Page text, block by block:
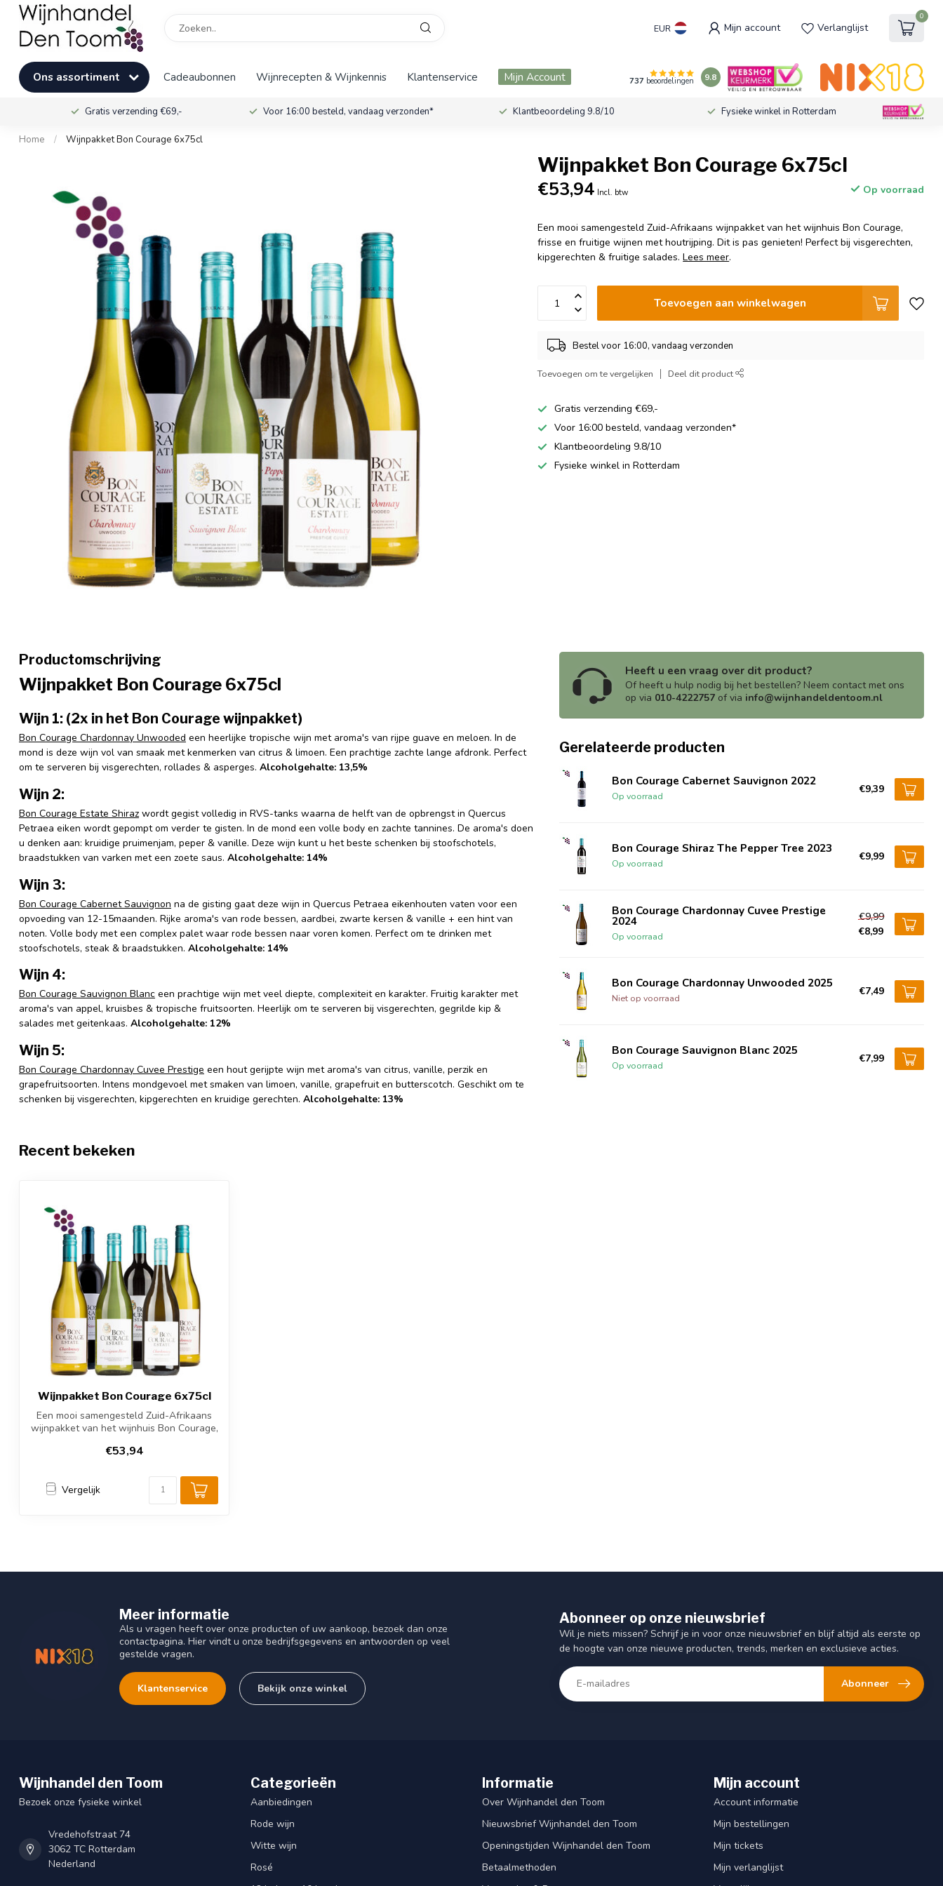
EUR Mijn account Verlanglijst
0
Ons assortiment Cadeaubonnen Wijnrecepten & Wijnkennis Klantenservice Mijn Account 737 beoordelingen 9.8
Gratis verzending €69,- Voor 16:00 besteld, vandaag verzonden* Klantbeoordeling 9.8/10 Fysieke winkel in Rotterdam
Home / Wijnpakket Bon Courage 6x75cl
Wijnpakket Bon Courage 6x75cl
€53,94 Incl. btw Op voorraad
Een mooi samengesteld Zuid-Afrikaans wijnpakket van het wijnhuis Bon Courage,
frisse en fruitige wijnen met houtrijping. Dit is pas genieten! Perfect bij visgerechten,
kipgerechten & fruitige salades.Lees meer.
Toevoegen aan winkelwagen
Bestel voor 16:00, vandaag verzonden
Toevoegen om te vergelijken Deel dit product
Gratis verzending €69,-
Voor 16:00 besteld, vandaag verzonden*
Klantbeoordeling 9.8/10
Fysieke winkel in Rotterdam
Productomschrijving
Wijnpakket Bon Courage 6x75cl
Wijn 1: (2x in het Bon Courage wijnpakket)
Bon Courage Chardonnay Unwooded een heerlijke tropische wijn met aroma's van rijpe guave en meloen. In de
mond is deze wijn vol van smaak met kenmerken van citrus & limoen. Een prachtige zachte lange afdronk. Perfect
om te serveren bij visgerechten, rollades & asperges. Alcoholgehalte: 13,5%
Wijn 2:
Bon Courage Estate Shiraz wordt gegist volledig in RVS-tanks waarna de helft van de opbrengst in Quercus
Petraea eiken wordt gepompt om verder te gisten. In de mond een volle body en zachte tannines. De aroma's doen
u denken aan: kruidige pruimenjam, peper & vanille. Deze wijn kunt u het beste schenken bij stoofschotels,
braadstukken van varken met een zoete saus. Alcoholgehalte: 14%
Wijn 3:
Bon Courage Cabernet Sauvignon na de gisting gaat deze wijn in Quercus Petraea eikenhouten vaten voor een
opvoeding van 12-15maanden. Rijke aroma's van rode bessen, aardbei, zwarte kersen & vanille + een hint van
noten. Volle body met een complex palet waar rode bessen naar voren komen. Perfect om te drinken met
stoofschotels, steak & braadstukken. Alcoholgehalte: 14%
Wijn 4:
Bon Courage Sauvignon Blanc een prachtige wijn met veel diepte, complexiteit en karakter. Fruitig karakter met
aroma's van appel, kruisbes & tropische fruitsoorten. Heerlijk om te serveren bij visgerechten, gegrilde kip &
salades met geitenkaas. Alcoholgehalte: 12%
Wijn 5:
Bon Courage Chardonnay Cuvee Prestige een hout gerijpte wijn met aroma's van citrus, vanille, perzik en
grapefruitsoorten. Intens mondgevoel met smaken van limoen, vanille, grapefruit en butterscotch. Geschikt om te
schenken bij visgerechten, kipgerechten en kruidige gerechten. Alcoholgehalte: 13%
Heeft u een vraag over dit product?
Of heeft u hulp nodig bij het bestellen? Neem contact met ons
op via 010-4222757 of via info@wijnhandeldentoom.nl
Gerelateerde producten
Bon Courage Cabernet Sauvignon 2022
Op voorraad
€9,39
Bon Courage Shiraz The Pepper Tree 2023
Op voorraad
€9,99
Bon Courage Chardonnay Cuvee Prestige
2024
Op voorraad
€9,99
€8,99
Bon Courage Chardonnay Unwooded 2025
Niet op voorraad
€7,49
Bon Courage Sauvignon Blanc 2025
Op voorraad
€7,99
Recent bekeken
Wijnpakket Bon Courage 6x75cl
Een mooi samengesteld Zuid-Afrikaans
wijnpakket van het wijnhuis Bon Courage,
€53,94
Vergelijk
Meer informatie
Als u vragen heeft over onze producten of uw aankoop, bezoek dan onze
contactpagina. Hier vindt u onze bedrijfsgegevens en antwoorden op veel
gestelde vragen.
Klantenservice Bekijk onze winkel
Abonneer op onze nieuwsbrief
Wil je niets missen? Schrijf je in voor onze nieuwsbrief en blijf altijd als eerste op
de hoogte van onze nieuwe producten, trends, merken en exclusieve acties.
Abonneer
Wijnhandel den Toom
Bezoek onze fysieke winkel
Vredehofstraat 74
3062 TC Rotterdam
Nederland
Categorieën
Aanbiedingen
Rode wijn
Witte wijn
Rosé
Informatie
Over Wijnhandel den Toom
Nieuwsbrief Wijnhandel den Toom
Openingstijden Wijnhandel den Toom
Betaalmethoden
Mijn account
Account informatie
Mijn bestellingen
Mijn tickets
Mijn verlanglijst